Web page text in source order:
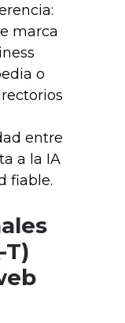
marca
o
entre
a la IA
fiable.
T)